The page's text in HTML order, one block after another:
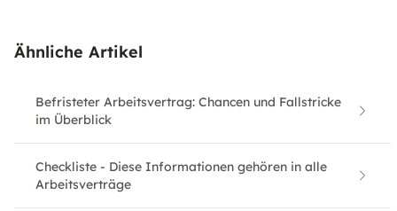
Ähnliche Artikel
Befristeter Arbeitsvertrag: Chancen und Fallstricke
im Überblick
Checkliste - Diese Informationen gehören in alle
Arbeitsverträge